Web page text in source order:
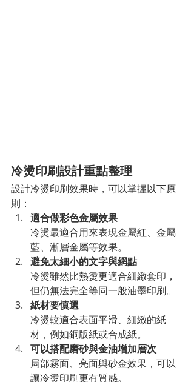
冷燙印刷設計重點整理
設計冷燙印刷效果時，可以掌握以下原
則：
適合做彩色金屬效果
冷燙最適合用來表現金屬紅、金屬
藍、漸層金屬等效果。
避免太細小的文字與網點
冷燙雖然比熱燙更適合細緻套印，
但仍無法完全等同一般油墨印刷。
紙材要慎選
冷燙較適合表面平滑、細緻的紙
材，例如銅版紙或合成紙。
可以搭配磨砂與金油增加層次
局部霧面、亮面與砂金效果，可以
讓冷燙印刷更有質感。